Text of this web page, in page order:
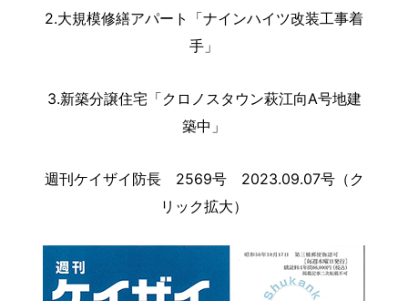
2.大規模修繕アパート「ナインハイツ改装工事着
手」
3.新築分譲住宅「クロノスタウン萩江向A号地建
築中」
週刊ケイザイ防長 2569号 2023.09.07号（ク
リック拡大）